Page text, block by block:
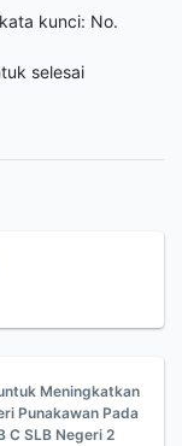
kunci: No.
selesai
Meningkatkan
Punakawan Pada
C SLB Negeri 2